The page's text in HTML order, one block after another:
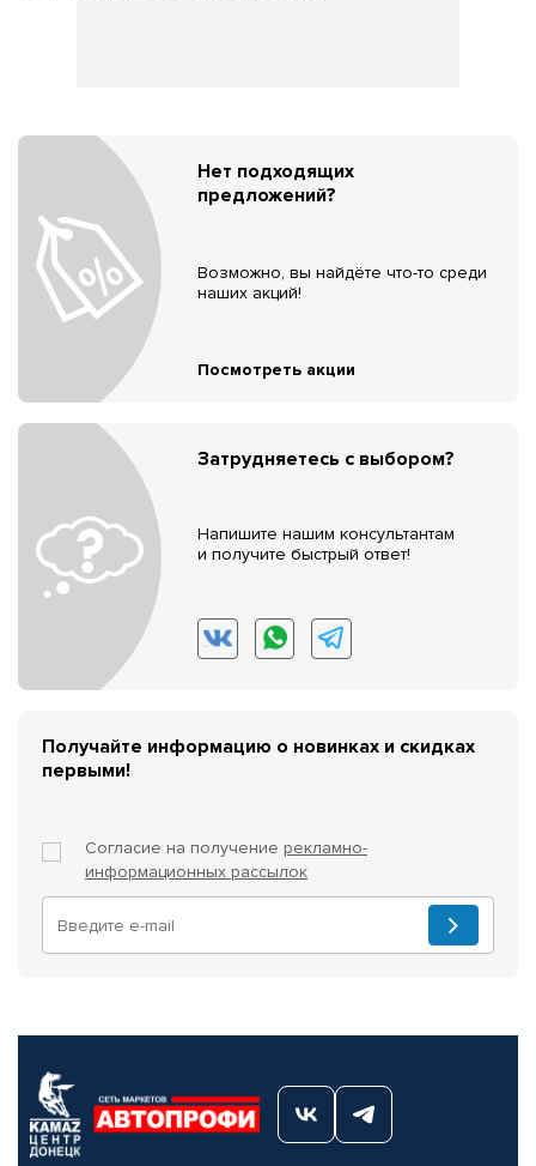
Нет подходящих
предложений?
Возможно, вы найдёте что-то среди
наших акций!
Посмотреть акции
Затрудняетесь с выбором?
Напишите нашим консультантам
и получите быстрый ответ!
Получайте информацию о новинках и скидках
первыми!
Согласие на получение рекламно-
информационных рассылок